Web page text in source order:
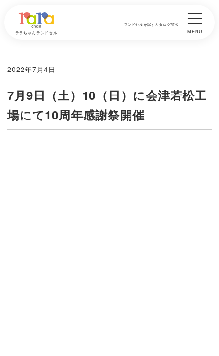
ララちゃんランドセル
ランドセルを試すカタログ請求
MENU
2022年7月4日
7月9日（土）10（日）に会津若松工
場にて10周年感謝祭開催